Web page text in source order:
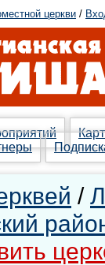
церкви /
/